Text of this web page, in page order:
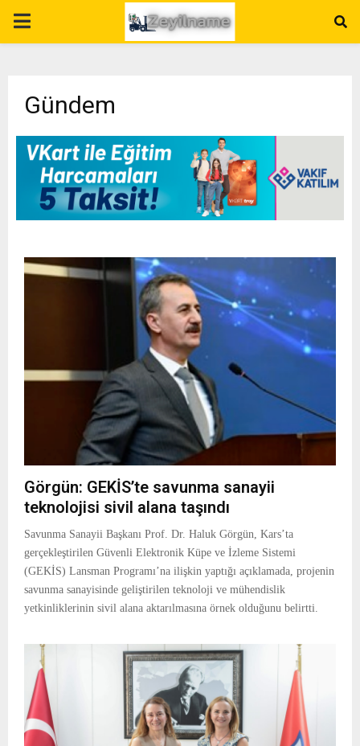
P
M
E
Gündem
Görgün: GEKİS’te savunma sanayii
teknolojisi sivil alana taşındı
Savunma Sanayii Başkanı Prof. Dr. Haluk Görgün, Kars’ta
gerçekleştirilen Güvenli Elektronik Küpe ve İzleme Sistemi
(GEKİS) Lansman Programı’na ilişkin yaptığı açıklamada, projenin
savunma sanayisinde geliştirilen teknoloji ve mühendislik
yetkinliklerinin sivil alana aktarılmasına örnek olduğunu belirtti.